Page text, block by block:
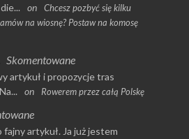
on
Chcesz pozbyć się kilku
na wiosnę? Postaw na komosę
Skomentowane
artykuł i propozycje tras
on Rowerem przez całą Polskę
fajny artykuł. Ja już jestem